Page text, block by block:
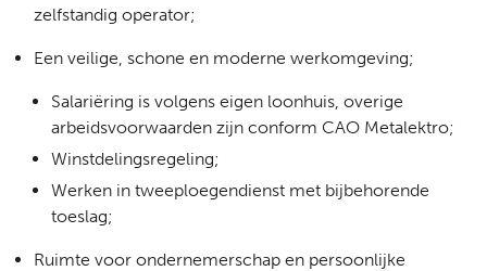
zelfstandig operator;
Een veilige, schone en moderne werkomgeving;
Salariëring is volgens eigen loonhuis, overige
arbeidsvoorwaarden zijn conform CAO Metalektro;
Winstdelingsregeling;
Werken in tweeploegendienst met bijbehorende
toeslag;
Ruimte voor ondernemerschap en persoonlijke